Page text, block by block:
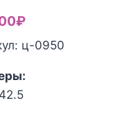
₽
ц-0950